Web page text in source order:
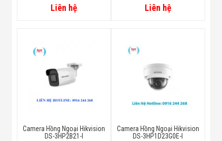
Liên hệ Liên hệ
Camera Hồng Ngoại Hikvision
DS-3HP2B21-I
Camera Hồng Ngoại Hikvision
DS-3HP1D23G0E-I